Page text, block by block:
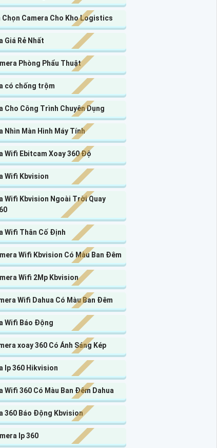
Chọn Camera Cho Kho Logistics
Giá Rẻ Nhất
Phòng Phẩu Thuật
có chống trộm
Cho Công Trình Chuyên Dụng
Nhìn Màn Hình Máy Tính
Wifi Ebitcam Xoay 360 Độ
Wifi Kbvision
Wifi Kbvision Ngoài Trời Quay
Wifi Thân Cố Định
Wifi Kbvision Có Màu Ban Đêm
Wifi 2Mp Kbvision
Wifi Dahua Có Màu Ban Đêm
Wifi Báo Động
xoay 360 Có Ánh Sáng Kép
Ip 360 Hikvision
Wifi 360 Có Màu Ban Đêm Dahua
360 Báo Động Kbvision
Ip 360